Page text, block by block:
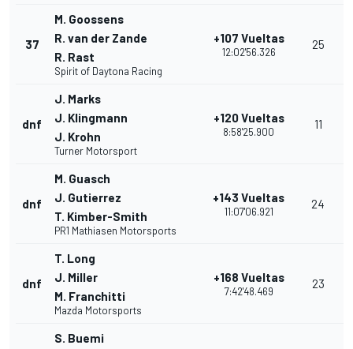
37
M. Goossens
R. van der Zande
R. Rast
Spirit of Daytona Racing
+107 Vueltas
12:02'56.326
25
dnf
J. Marks
J. Klingmann
J. Krohn
Turner Motorsport
+120 Vueltas
8:58'25.900
11
dnf
M. Guasch
J. Gutierrez
T. Kimber-Smith
PR1 Mathiasen Motorsports
+143 Vueltas
11:07'06.921
24
dnf
T. Long
J. Miller
M. Franchitti
Mazda Motorsports
+168 Vueltas
7:42'48.469
23
S. Buemi